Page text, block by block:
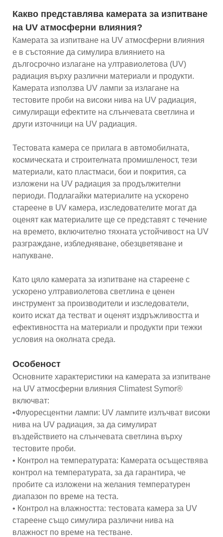
Какво представлява камерата за изпитване
на UV атмосферни влияния?
Камерата за изпитване на UV атмосферни влияния
е в състояние да симулира влиянието на
дългосрочно излагане на ултравиолетова (UV)
радиация върху различни материали и продукти.
Камерата използва UV лампи за излагане на
тестовите проби на високи нива на UV радиация,
симулиращи ефектите на слънчевата светлина и
други източници на UV радиация.
Тестовата камера се прилага в автомобилната,
космическата и строителната промишленост, тези
материали, като пластмаси, бои и покрития, са
изложени на UV радиация за продължителни
периоди. Подлагайки материалите на ускорено
стареене в UV камера, изследователите могат да
оценят как материалите ще се представят с течение
на времето, включително тяхната устойчивост на UV
разграждане, избледняване, обезцветяване и
напукване.
Като цяло камерата за изпитване на стареене с
ускорено ултравиолетова светлина е ценен
инструмент за производители и изследователи,
които искат да тестват и оценят издръжливостта и
ефективността на материали и продукти при тежки
условия на околната среда.
Особеност
Основните характеристики на камерата за изпитване
на UV атмосферни влияния Climatest Symor®
включват:
•Флуоресцентни лампи: UV лампите излъчват високи
нива на UV радиация, за да симулират
въздействието на слънчевата светлина върху
тестовите проби.
• Контрол на температурата: Камерата осъществява
контрол на температурата, за да гарантира, че
пробите са изложени на желания температурен
диапазон по време на теста.
• Контрол на влажността: тестовата камера за UV
стареене също симулира различни нива на
влажност по време на тестване.